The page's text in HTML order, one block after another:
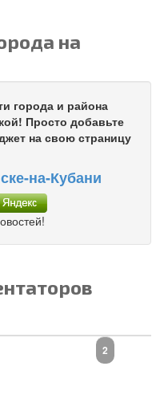
на
города и района
Просто добавьте
на свою страницу
на-Кубани
2